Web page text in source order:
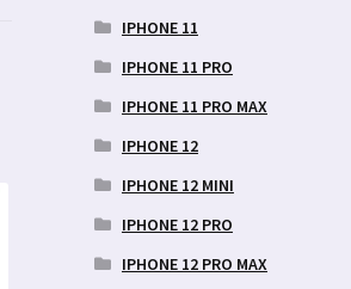
IPHONE 11
IPHONE 11 PRO
IPHONE 11 PRO MAX
IPHONE 12
IPHONE 12 MINI
IPHONE 12 PRO
IPHONE 12 PRO MAX